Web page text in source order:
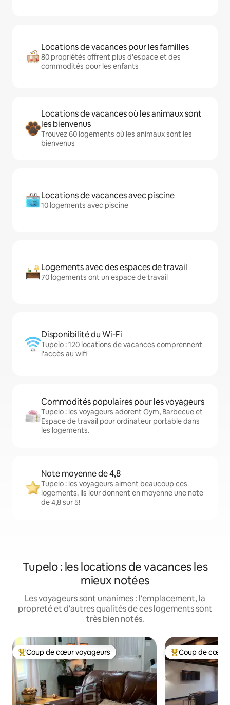
Locations de vacances pour les familles
80 propriétés offrent plus d'espace et des
commodités pour les enfants
Locations de vacances où les animaux sont
les bienvenus
Trouvez 60 logements où les animaux sont les
bienvenus
Locations de vacances avec piscine
10 logements avec piscine
Logements avec des espaces de travail
70 logements ont un espace de travail
Disponibilité du Wi-Fi
Tupelo : 120 locations de vacances comprennent
l'accès au wifi
Commodités populaires pour les voyageurs
Tupelo : les voyageurs adorent Gym, Barbecue et
Espace de travail pour ordinateur portable dans
les logements.
Note moyenne de 4,8
Tupelo : les voyageurs aiment beaucoup ces
logements. Ils leur donnent en moyenne une note
de 4,8 sur 5!
Tupelo : les locations de vacances les
mieux notées
Les voyageurs sont unanimes : l'emplacement, la
propreté et d'autres qualités de ces logements sont
très bien notés.
Coup de cœur voyageurs parmi les plus aimés
Coup de cœur voyageurs Coup de cœur
Coup de cœur